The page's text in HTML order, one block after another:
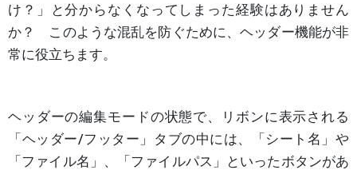
け？」と分からなくなってしまった経験はありません
か？ このような混乱を防ぐために、ヘッダー機能が非
常に役立ちます。
ヘッダーの編集モードの状態で、リボンに表示される
「ヘッダー/フッター」タブの中には、「シート名」や
「ファイル名」、「ファイルパス」といったボタンがあ